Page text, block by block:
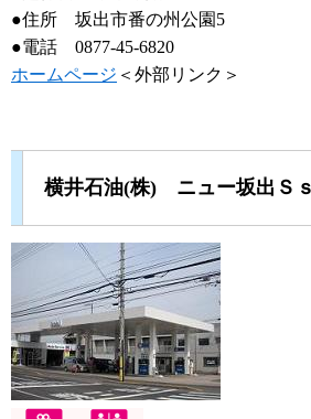
●住所 坂出市番の州公園5
●電話 0877-45-6820
ホームページ ＜外部リンク＞
横井石油(株) ニュー坂出Ｓｓ